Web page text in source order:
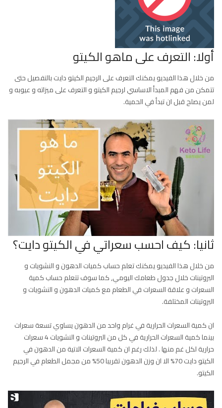
أولا: التعرف على ماهو الكيتو
من خلال هذا الفيديو يمكنك التعرف على الرجيم الكيتو دايت بالتفصيل حتى
تتمكن من فهم المبدأ الاساسي لرجيم الكيتو و التعرف على ميزاته و عيوبه و
لمن يصلح قبل ان تبدأ في الحمية.
ثانيا: كيف احسب سعراتي في الكيتو دايت؟
من خلال هذا الفيديو يمكنك تعلم حساب كميات الدهون و النشويات و
البروتينات خلال جدول طعامك اليومي, كما سوف تتعلم حساب كمية
السعرات و علاقة السعرات في الطعام مع كميات الدهون و النشويات و
البروتينات المختلفة.
ان كمية السعرات الحرارية في غرام واحد من الدهون يساوي تسعة سعرات
بينما كمية السعرات الحرارية في كل من البروتينات و النشويات 4 سعرات
حرارية لكل غم منها . لذلك رغم ان كمية السعرات الاتية من الدهون في
الكيتو دايت 70% الا ان وزن الدهون تقريبا 50% من مجمل الطعام في الرجيم
الكيتو.